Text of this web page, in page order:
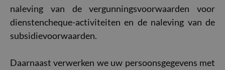
naleving van de vergunningsvoorwaarden voor
dienstencheque-activiteiten en de naleving van de
subsidievoorwaarden.
Daarnaast verwerken we uw persoonsgegevens met